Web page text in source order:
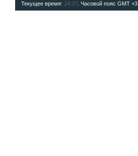
Текущее время: 14:37. Часовой пояс GMT +3.